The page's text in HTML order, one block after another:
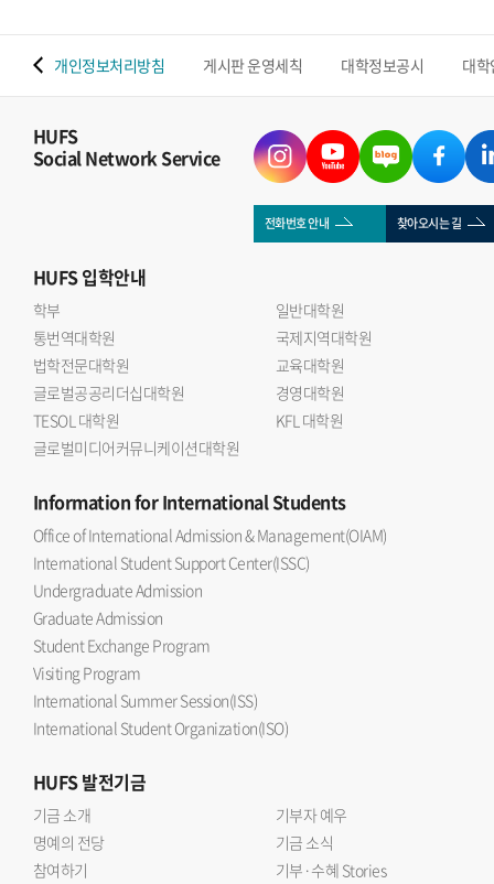
수분 이동 통로와 반응 면적이 감소하는 한계가 있었다.
연구진은 실리카 나노입자를 MXene 층 사이에 삽입한 계층적
다공성 SNP@MXene 구조를 개발해 재적층을 억제하고 수분
이동성과 센서의 감도 안정성을 높였다.개발된 센서는 3~88%
의 상대습도 범위를 감지했으며, 응답과 회복 모두 1초 이내에
이뤄졌다. 기존 MXene 센서보다 감도가 약 4배 향상됐고,
25일간 안정적인 성능을 유지했다. 또한 2,250회의 반복 굽힘
이후에도 초기 성능의 약 95% 이상을 유지했다.연구진은
센서를 상용 기저귀와 Wi-Fi 통신 모듈에 연계해 젖음 정도와
반복적인 수분 유입을 실시간으로 감지했다. 이를 통해
영유아와 노약자, 거동이 불편한 환자의 배뇨 상태를 원격
모니터링할 가능성을 제시했다.조성운 교수는 이번 연구는
MXene의 재적층 문제를 해결하면서 높은 감도와 빠른
응답성을 동시에 구현했다는 데 의미가 있다 며 한국외대
반도체전자공학부의 반도체 소재 소자 및 지능형 센서 분야
연구 경쟁력을 높이는 계기가 되길 기대한다 고 말했다.연구
결과는 응집물질물리학 분야 JCR 상위 10% 이내
국제저명학술지인 『Small』(Impact factor 11.8)에 2026년
7월 10일에 온라인 게재됐다. 논문 제목은 Hierarchically
Porous SNP@MXene Hybrid Architectures for Ultra-
Responsive Moisture Sensing and Wireless Smart-
Wearable Hydration Diagnostics 이다.
개인정보처리방침 게시판 운영세칙 대학정보공시 대
HUFS
Social Network Service
전화번호 안내 찾아오시는 길
HUFS입학안내
학부
일반대학원
통번역대학원
국제지역대학원
법학전문대학원
교육대학원
글로벌공공리더십대학원
경영대학원
TESOL 대학원
KFL 대학원
글로벌미디어커뮤니케이션대학원
Informationfor International Students
Office of International Admission & Management(OIAM)
International Student Support Center(ISSC)
Undergraduate Admission
Graduate Admission
Student Exchange Program
Visiting Program
International Summer Session(ISS)
International Student Organization(ISO)
HUFS발전기금
기금 소개
기부자 예우
명예의 전당
기금 소식
참여하기
기부·수혜 Stories